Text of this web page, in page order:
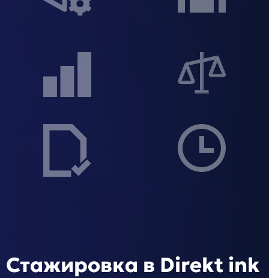
Стажировка в Direkt ink